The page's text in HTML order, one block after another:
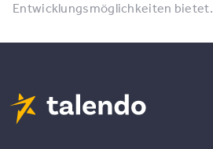
Entwicklungsmöglichkeiten bietet.